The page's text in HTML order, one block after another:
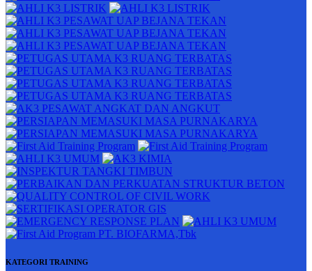
KATEGORI TRAINING